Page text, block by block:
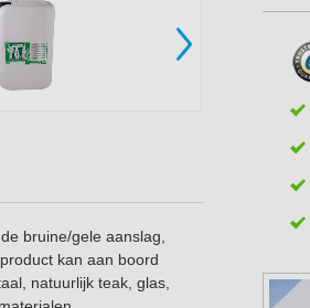
bruine/gele aanslag,
kan aan boord
natuurlijk teak, glas,